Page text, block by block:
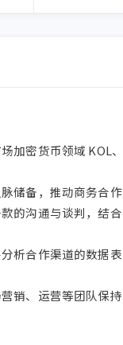
加密货币领域 KOL
储备，推动商务合
的沟通与谈判，结
析合作渠道的数据
销、运营等团队保